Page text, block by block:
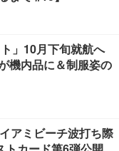
」10月下旬就航へ
機内品に＆制服姿の
アミビーチ波打ち際